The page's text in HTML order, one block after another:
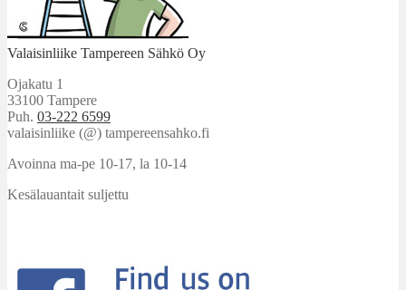
Valaisinliike Tampereen Sähkö Oy
Ojakatu 1
33100 Tampere
Puh. 03-222 6599
valaisinliike (@) tampereensahko.fi
Avoinna ma-pe 10-17, la 10-14
Kesälauantait suljettu